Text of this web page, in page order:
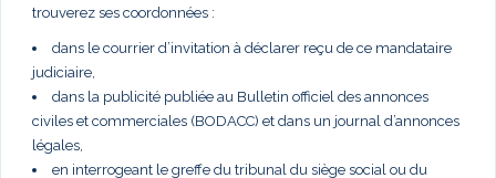
trouverez ses coordonnées :
dans le courrier d’invitation à déclarer reçu de ce mandataire
judiciaire,
dans la publicité publiée au Bulletin officiel des annonces
civiles et commerciales (BODACC) et dans un journal d’annonces
légales,
en interrogeant le greffe du tribunal du siège social ou du